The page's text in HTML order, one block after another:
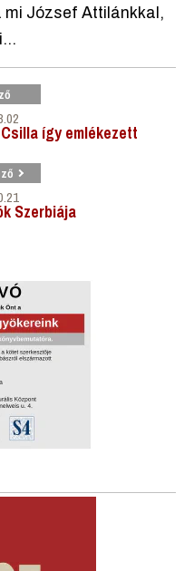
mi József Attilánkkal,
így emlékezett
Szerbiája